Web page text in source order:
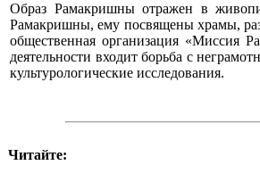
Образ Рамакришны отражен в
Рамакришны, ему посвящены храмы,
общественная организация «Миссия
деятельности входит борьба с
культурологические исследования.
Читайте: